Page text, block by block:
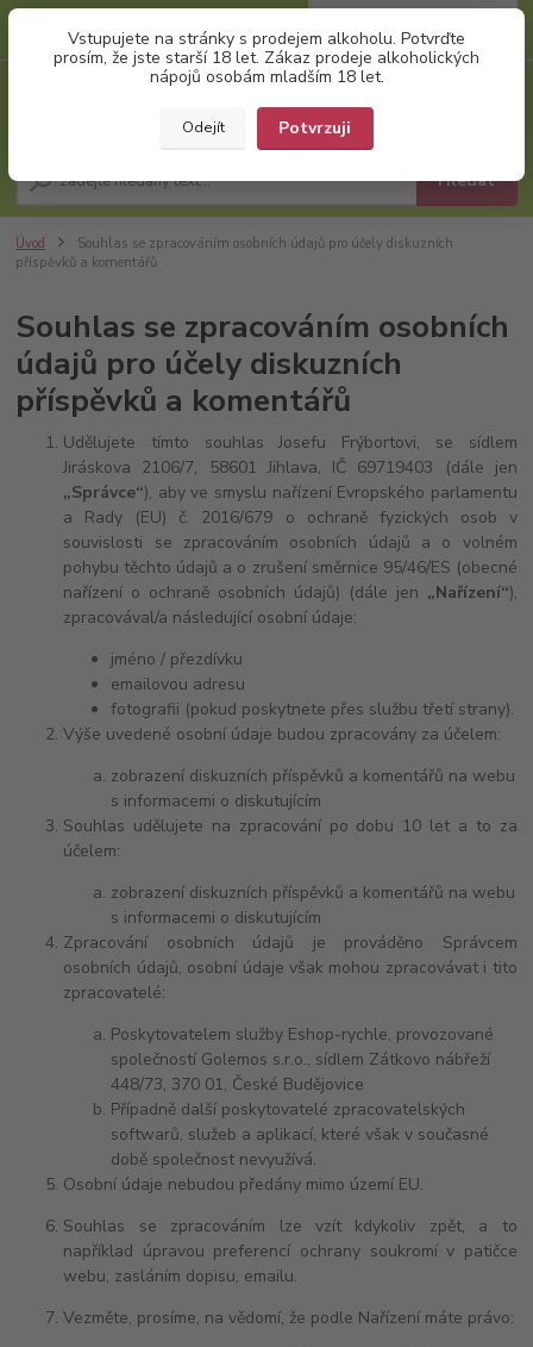
Vstupujete na stránky s prodejem alkoholu. Potvrďte
prosím, že jste starší 18 let. Zákaz prodeje alkoholických
nápojů osobám mladším 18 let.
Odejít Potvrzuji
Hledat
(Po-Pá, 8:00-17:00)
za0,00 Kč
Úvod
Souhlas se zpracováním osobních údajů pro účely diskuzních
příspěvků a komentářů
Souhlas se zpracováním osobních
údajů pro účely diskuzních
příspěvků a komentářů
Udělujete tímto souhlas Josefu Frýbortovi, se sídlem
Jiráskova 2106/7, 58601 Jihlava, IČ 69719403 (dále jen
„Správce“), aby ve smyslu nařízení Evropského parlamentu
a Rady (EU) č. 2016/679 o ochraně fyzických osob v
souvislosti se zpracováním osobních údajů a o volném
pohybu těchto údajů a o zrušení směrnice 95/46/ES (obecné
nařízení o ochraně osobních údajů) (dále jen „Nařízení“),
zpracovával/a následující osobní údaje:
jméno / přezdívku
emailovou adresu
fotografii (pokud poskytnete přes službu třetí strany).
Výše uvedené osobní údaje budou zpracovány za účelem:
zobrazení diskuzních příspěvků a komentářů na webu
s informacemi o diskutujícím
Souhlas udělujete na zpracování po dobu 10 let a to za
účelem:
zobrazení diskuzních příspěvků a komentářů na webu
s informacemi o diskutujícím
Zpracování osobních údajů je prováděno Správcem
osobních údajů, osobní údaje však mohou zpracovávat i tito
zpracovatelé:
Poskytovatelem služby Eshop-rychle, provozované
společností Golemos s.r.o., sídlem Zátkovo nábřeží
448/73, 370 01, České Budějovice
Případně další poskytovatelé zpracovatelských
softwarů, služeb a aplikací, které však v současné
době společnost nevyužívá.
Osobní údaje nebudou předány mimo území EU.
Souhlas se zpracováním lze vzít kdykoliv zpět, a to
například úpravou preferencí ochrany soukromí v patičce
webu, zasláním dopisu, emailu.
Vezměte, prosíme, na vědomí, že podle Nařízení máte právo: